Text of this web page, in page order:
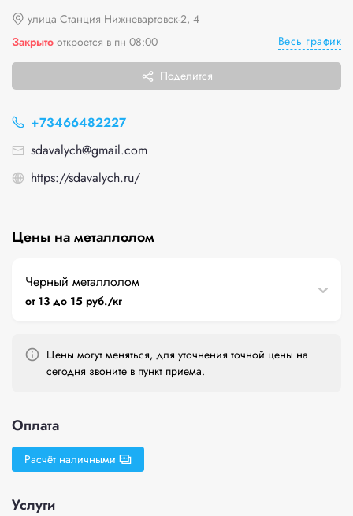
улица Станция Нижневартовск-2, 4
Закрыто откроется в пн 08:00 Весь график
Поделится
+73466482227
sdavalych@gmail.com
https://sdavalych.ru/
Цены на металлолом
Черный металлолом
от 13 до 15 руб./кг
Цены могут меняться, для уточнения точной цены на
сегодня звоните в пункт приема.
Оплата
Расчёт наличными
Услуги